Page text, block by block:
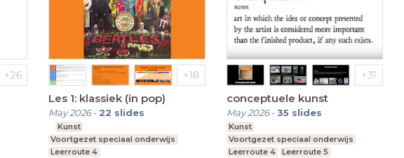
Les 1: klassiek (in pop)
May 2026- 22 slides
Kunst
Voortgezet speciaal onderwijs
Leerroute 4
conceptuele kunst
May 2026-35 slides
Kunst
Voortgezet speciaal onderwijs
Leerroute 4
Leerroute 5